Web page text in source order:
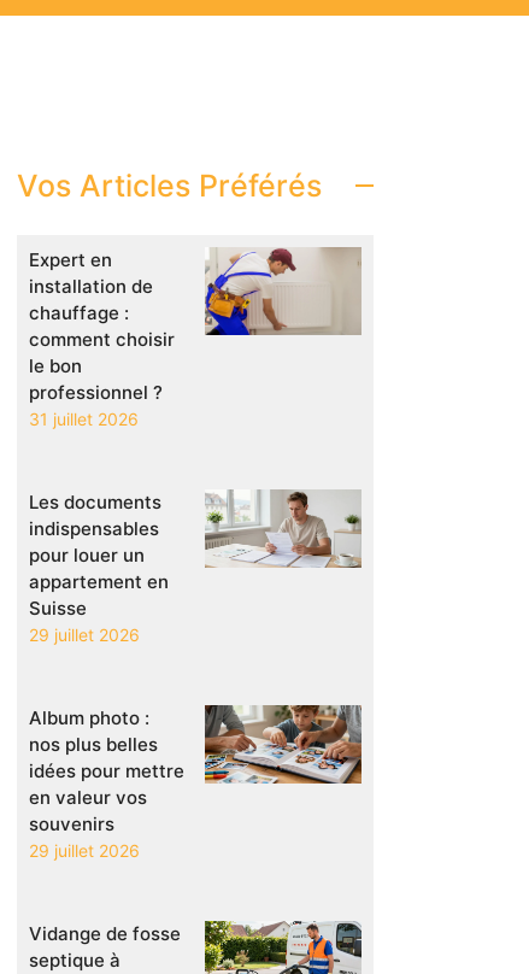
Vos Articles Préférés
Expert en
installation de
chauffage :
comment choisir
le bon
professionnel ?
31 juillet 2026
Les documents
indispensables
pour louer un
appartement en
Suisse
29 juillet 2026
Album photo :
nos plus belles
idées pour mettre
en valeur vos
souvenirs
29 juillet 2026
Vidange de fosse
septique à